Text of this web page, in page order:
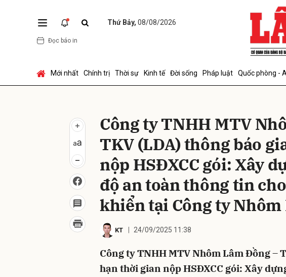
Thứ Bảy, 08/08/2026
Đọc báo in
Mới nhất Chính trị Thời sự Kinh tế Đời sống Pháp luật Quốc phòng -
Công ty TNHH MTV
TKV (LDA) thông báo
nộp HSĐXCC gói: Xây
độ an toàn thông tin
khiển tại Công ty
KT 24/09/2025 11:38
Công ty TNHH MTV Nhôm Lâm Đồng –
hạn thời gian nộp HSĐXCC gói: Xây
Gửi bình luận